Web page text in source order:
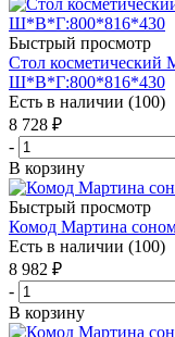
Быстрый просмотр
Стол косметический
Ш*В*Г:800*816*430
Есть в наличии (100)
8 728 ₽
-
В корзину
Быстрый просмотр
Комод Мартина
Есть в наличии (100)
8 982 ₽
-
В корзину